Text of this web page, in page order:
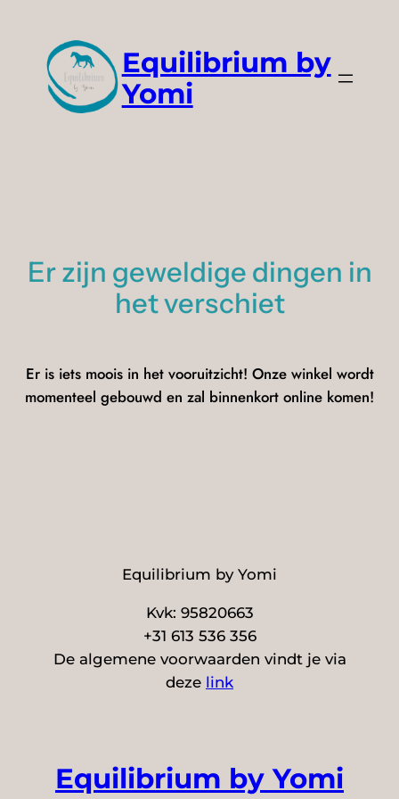
Equilibrium by
Yomi
Er zijn geweldige dingen in
het verschiet
Er is iets moois in het vooruitzicht! Onze winkel wordt
momenteel gebouwd en zal binnenkort online komen!
Equilibrium by Yomi
Kvk: 95820663
+31 613 536 356
De algemene voorwaarden vindt je via
deze link
Equilibrium by Yomi